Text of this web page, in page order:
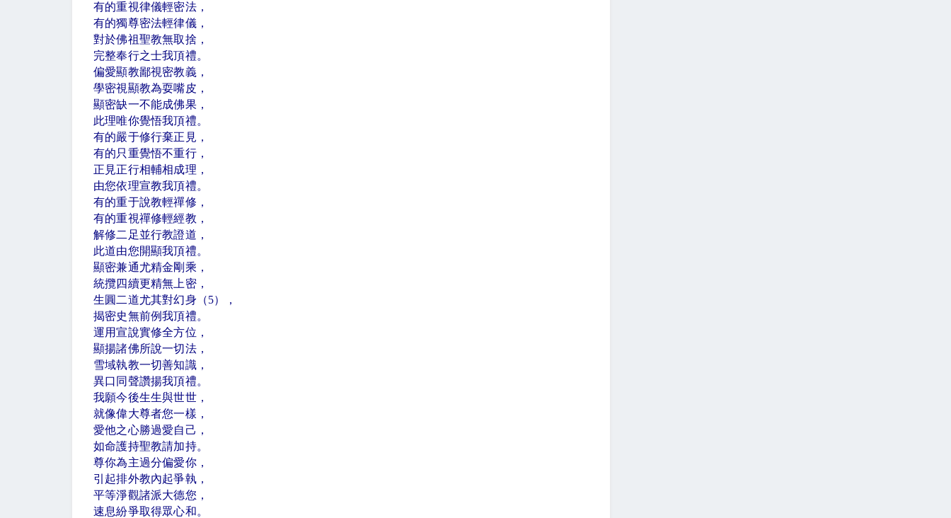
有的重視律儀輕密法，
有的獨尊密法輕律儀，
對於佛祖聖教無取捨，
完整奉行之士我頂禮。
偏愛顯教鄙視密教義，
學密視顯教為耍嘴皮，
顯密缺一不能成佛果，
此理唯你覺悟我頂禮。
有的嚴于修行棄正見，
有的只重覺悟不重行，
正見正行相輔相成理，
由您依理宣教我頂禮。
有的重于說教輕禪修，
有的重視禪修輕經教，
解修二足並行教證道，
此道由您開顯我頂禮。
顯密兼通尤精金剛乘，
統攬四續更精無上密，
生圓二道尤其對幻身（5），
揭密史無前例我頂禮。
運用宣說實修全方位，
顯揚諸佛所說一切法，
雪域執教一切善知識，
異口同聲讚揚我頂禮。
我願今後生生與世世，
就像偉大尊者您一樣，
愛他之心勝過愛自己，
如命護持聖教請加持。
尊你為主過分偏愛你，
引起排外教內起爭執，
平等淨觀諸派大德您，
速息紛爭取得眾心和。